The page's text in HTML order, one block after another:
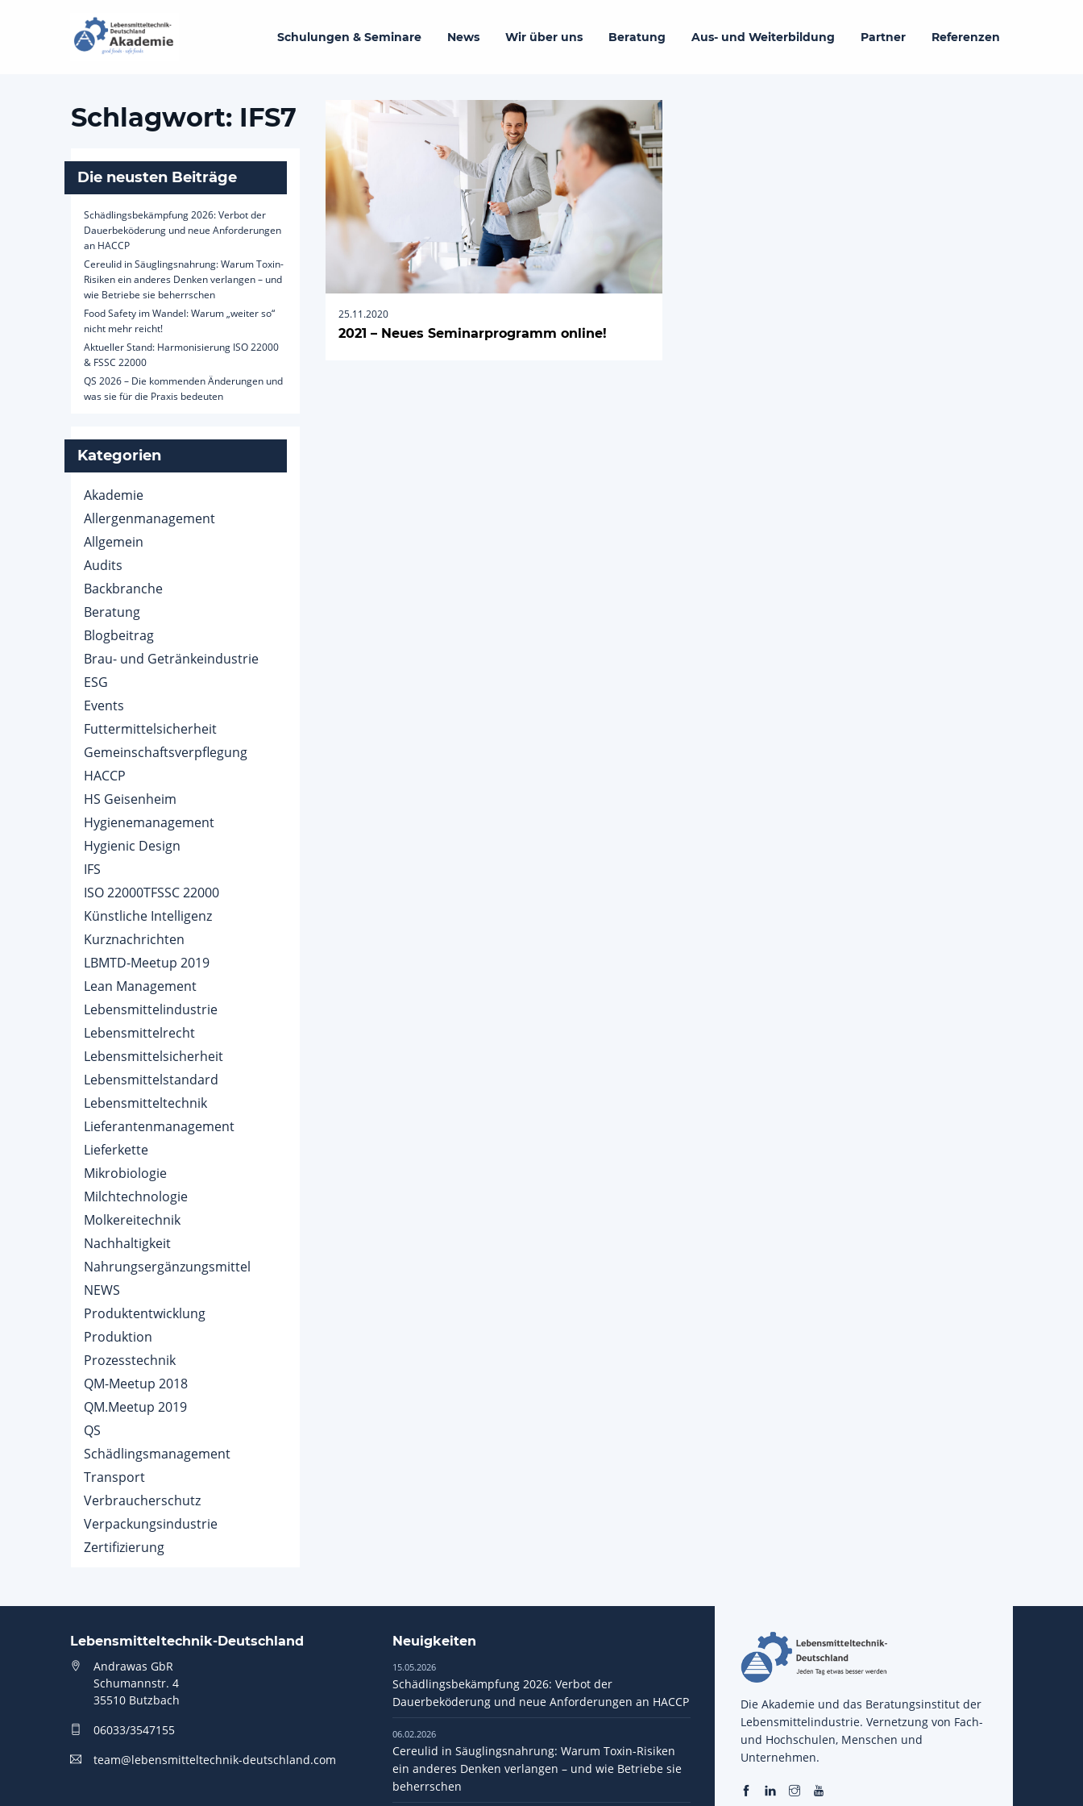
Schulungen & Seminare News Wir über uns Beratung Aus- und Weiterbildung Partner Referenzen
Schlagwort: IFS7
25.11.2020
2021 – Neues Seminarprogramm online!
Die neusten Beiträge
Schädlingsbekämpfung 2026: Verbot der
Dauerbeköderung und neue Anforderungen
an HACCP
Cereulid in Säuglingsnahrung: Warum Toxin-
Risiken ein anderes Denken verlangen – und
wie Betriebe sie beherrschen
Food Safety im Wandel: Warum „weiter so“
nicht mehr reicht!
Aktueller Stand: Harmonisierung ISO 22000
& FSSC 22000
QS 2026 – Die kommenden Änderungen und
was sie für die Praxis bedeuten
Kategorien
Akademie
Allergenmanagement
Allgemein
Audits
Backbranche
Beratung
Blogbeitrag
Brau- und Getränkeindustrie
ESG
Events
Futtermittelsicherheit
Gemeinschaftsverpflegung
HACCP
HS Geisenheim
Hygienemanagement
Hygienic Design
IFS
ISO 22000TFSSC 22000
Künstliche Intelligenz
Kurznachrichten
LBMTD-Meetup 2019
Lean Management
Lebensmittelindustrie
Lebensmittelrecht
Lebensmittelsicherheit
Lebensmittelstandard
Lebensmitteltechnik
Lieferantenmanagement
Lieferkette
Mikrobiologie
Milchtechnologie
Molkereitechnik
Nachhaltigkeit
Nahrungsergänzungsmittel
NEWS
Produktentwicklung
Produktion
Prozesstechnik
QM-Meetup 2018
QM.Meetup 2019
QS
Schädlingsmanagement
Transport
Verbraucherschutz
Verpackungsindustrie
Zertifizierung
Lebensmitteltechnik-Deutschland
Andrawas GbR
Schumannstr. 4
35510 Butzbach
06033/3547155
team@lebensmitteltechnik-deutschland.com
Neuigkeiten
15.05.2026
Schädlingsbekämpfung 2026: Verbot der
Dauerbeköderung und neue Anforderungen an HACCP
06.02.2026
Cereulid in Säuglingsnahrung: Warum Toxin-Risiken
ein anderes Denken verlangen – und wie Betriebe sie
beherrschen
Die Akademie und das Beratungsinstitut der
Lebensmittelindustrie. Vernetzung von Fach-
und Hochschulen, Menschen und
Unternehmen.